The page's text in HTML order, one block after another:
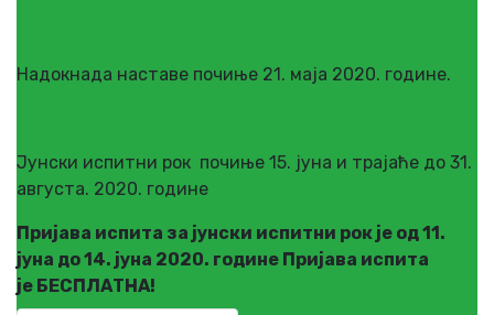
Надокнада наставе почиње 21. маја 2020. године.
Јунски испитни рок почиње 15. јуна и трајаће до 31.
августа. 2020. године
Пријава испита за јунски испитни рок је од 11.
јуна до 14. јуна 2020. године Пријава испита
је БЕСПЛАТНА!